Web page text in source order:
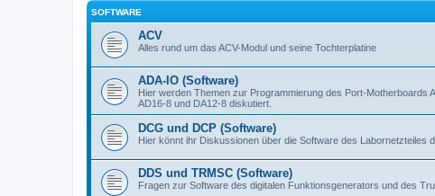
SOFTWARE
ACV
Alles rund um das ACV-Modul und seine Tochterplatine
ADA-IO (Software)
Hier werden Themen zur Programmierung des Port-Motherboards
AD16-8 und DA12-8 diskutiert.
DCG und DCP (Software)
Hier könnt ihr Diskussionen über die Software des Labornetzteiles
DDS und TRMSC (Software)
Fragen zur Software des digitalen Funktionsgenerators und des